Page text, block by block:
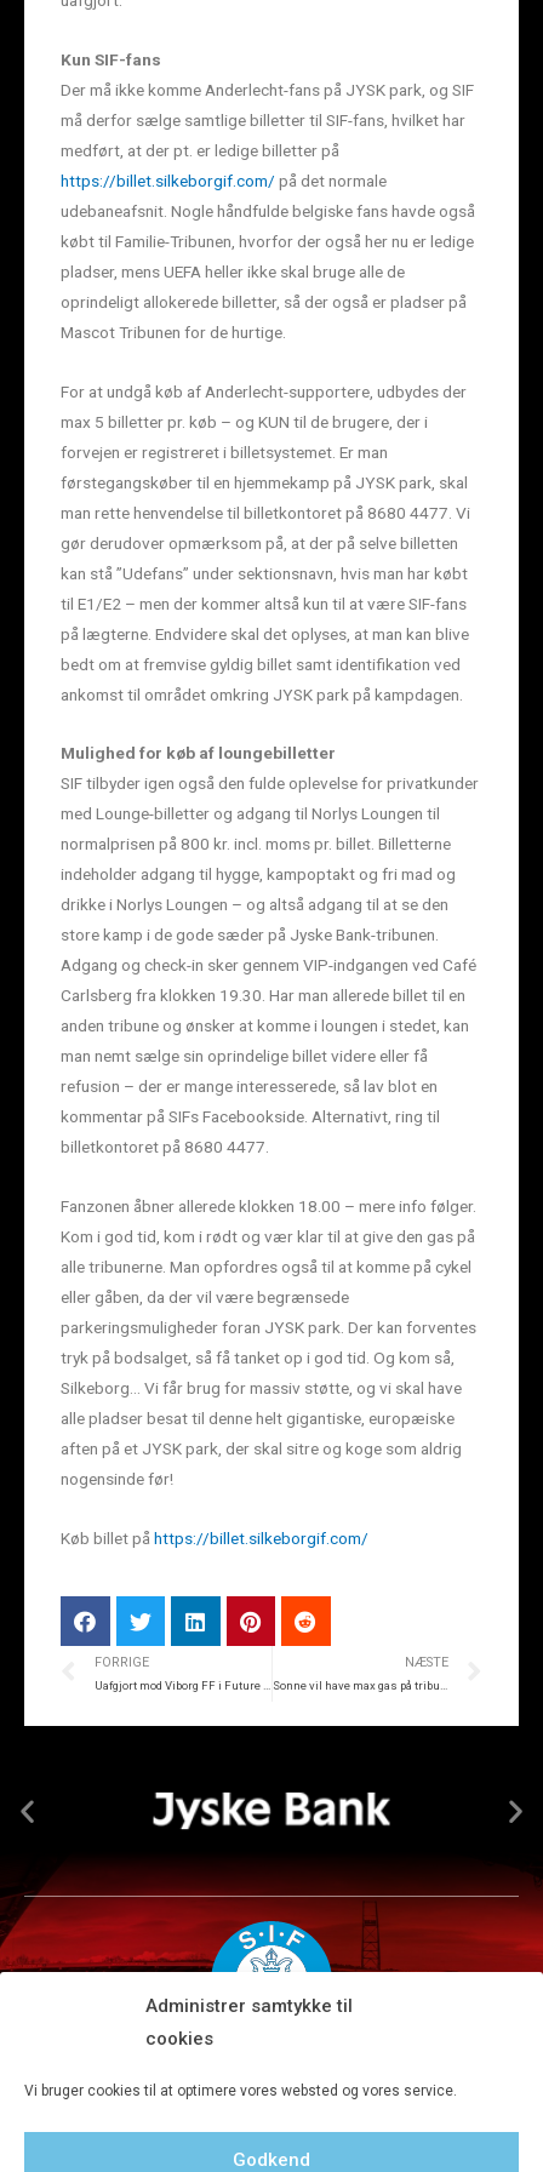
Administrer samtykke til
cookies
Vi bruger cookies til at optimere vores websted og vores service.
Godkend
Kun SIF-fans
Der må ikke komme Anderlecht-fans på JYSK park, og SIF
må derfor sælge samtlige billetter til SIF-fans, hvilket har
medført, at der pt. er ledige billetter på
https://billet.silkeborgif.com/ på det normale
udebaneafsnit. Nogle håndfulde belgiske fans havde også
købt til Familie-Tribunen, hvorfor der også her nu er ledige
pladser, mens UEFA heller ikke skal bruge alle de
oprindeligt allokerede billetter, så der også er pladser på
Mascot Tribunen for de hurtige.
For at undgå køb af Anderlecht-supportere, udbydes der
max 5 billetter pr. køb – og KUN til de brugere, der i
forvejen er registreret i billetsystemet. Er man
førstegangskøber til en hjemmekamp på JYSK park, skal
man rette henvendelse til billetkontoret på 8680 4477. Vi
gør derudover opmærksom på, at der på selve billetten
kan stå ”Udefans” under sektionsnavn, hvis man har købt
til E1/E2 – men der kommer altså kun til at være SIF-fans
på lægterne. Endvidere skal det oplyses, at man kan blive
bedt om at fremvise gyldig billet samt identifikation ved
ankomst til området omkring JYSK park på kampdagen.
Mulighed for køb af loungebilletter
SIF tilbyder igen også den fulde oplevelse for privatkunder
med Lounge-billetter og adgang til Norlys Loungen til
normalprisen på 800 kr. incl. moms pr. billet. Billetterne
indeholder adgang til hygge, kampoptakt og fri mad og
drikke i Norlys Loungen – og altså adgang til at se den
store kamp i de gode sæder på Jyske Bank-tribunen.
Adgang og check-in sker gennem VIP-indgangen ved Café
Carlsberg fra klokken 19.30. Har man allerede billet til en
anden tribune og ønsker at komme i loungen i stedet, kan
man nemt sælge sin oprindelige billet videre eller få
refusion – der er mange interesserede, så lav blot en
kommentar på SIFs Facebookside. Alternativt, ring til
billetkontoret på 8680 4477.
Fanzonen åbner allerede klokken 18.00 – mere info følger.
Kom i god tid, kom i rødt og vær klar til at give den gas på
alle tribunerne. Man opfordres også til at komme på cykel
eller gåben, da der vil være begrænsede
parkeringsmuligheder foran JYSK park. Der kan forventes
tryk på bodsalget, så få tanket op i god tid. Og kom så,
Silkeborg… Vi får brug for massiv støtte, og vi skal have
alle pladser besat til denne helt gigantiske, europæiske
aften på et JYSK park, der skal sitre og koge som aldrig
nogensinde før!
Køb billet på https://billet.silkeborgif.com/
FORRIGE
Uafgjort mod Viborg FF i Future Cup
NÆSTE
Sonne vil have max gas på tribunerne!
Tlf 8680 4477 · Fax 8680 4647 · Kontortid man-fre kl. 9-15